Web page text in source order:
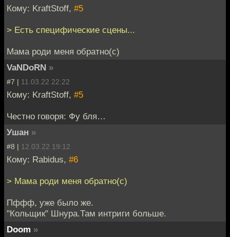
Кому: KraftStoff, #5
> Есть специфические сцены...
Мама роди меня обратно(с)
VaNDoRN »
#7 | 11.03.22 22:22
Кому: KraftStoff, #5
Честно говоря: Фу бля…
Ушан »
#8 | 12.03.22 19:12
Кому: Rabidus, #6
> Мама роди меня обратно(с)
Пффф, уже было же.
"Кольщик" Шнура.Там интриги больше.
Doom »